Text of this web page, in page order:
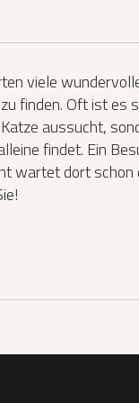
viele
finden. Oft ist es
aussucht,
findet. Ein
wartet dort schon